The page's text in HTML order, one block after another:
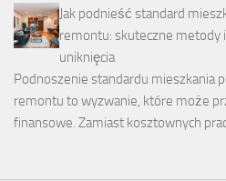
Jak podnieść standard
remontu: skuteczne metody
uniknięcia
Podnoszenie standardu mieszkania
remontu to wyzwanie, które może
finansowe. Zamiast kosztownych